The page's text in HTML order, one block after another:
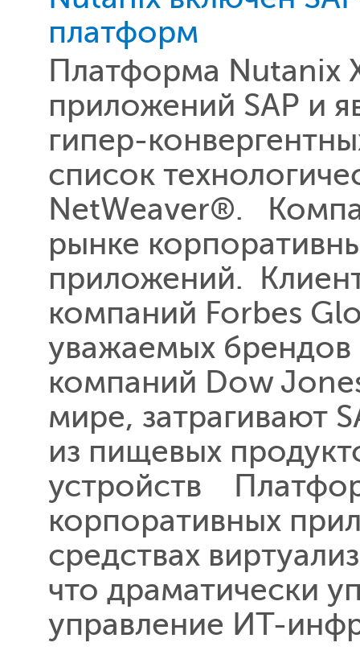
платформ
Платформа Nutanix
приложений SAP и
гипер-
список
NetWeaver®.
рынке
приложений.
компаний Forbes
уважаемых брендов
компаний Dow
мире, затрагивают
из пищевых
устройств
корпоративных
средствах
что драматически
управление ИТ-